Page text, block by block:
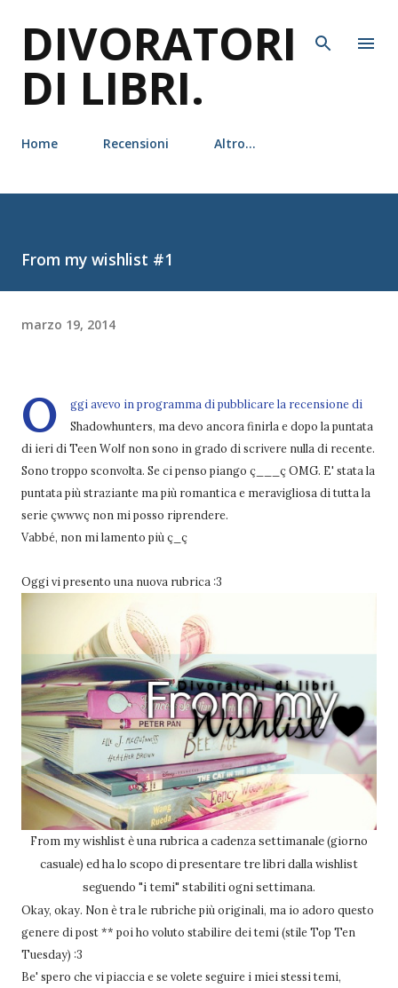
DIVORATORI
DI LIBRI.
Home Recensioni Altro…
From my wishlist #1
marzo 19, 2014
O
ggi avevo in programma di pubblicare la recensione di
Shadowhunters, ma devo ancora finirla e dopo la puntata
di ieri di Teen Wolf non sono in grado di scrivere nulla di recente.
Sono troppo sconvolta. Se ci penso piango ç___ç OMG. E' stata la
puntata più straziante ma più romantica e meravigliosa di tutta la
serie çwwwç non mi posso riprendere.
Vabbé, non mi lamento più ç_ç
Oggi vi presento una nuova rubrica :3
From my wishlist è una rubrica a cadenza settimanale (giorno
casuale) ed ha lo scopo di presentare tre libri dalla wishlist
seguendo "i temi" stabiliti ogni settimana.
Okay, okay. Non è tra le rubriche più originali, ma io adoro questo
genere di post ** poi ho voluto stabilire dei temi (stile Top Ten
Tuesday) :3
Be' spero che vi piaccia e se volete seguire i miei stessi temi,